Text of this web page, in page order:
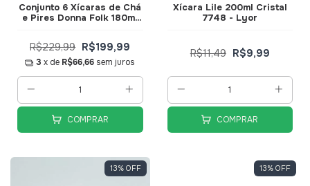
Conjunto 6 Xícaras de Ch
e Pires Donna Folk 180ml
R$229,99 R$199,99
3 x de R$66,66 sem juros
COMPRAR
Xícara Lile 200ml Cristal
7748 - Lyor
R$11,49 R$9,99
COMPRAR
13% OFF 13% OFF